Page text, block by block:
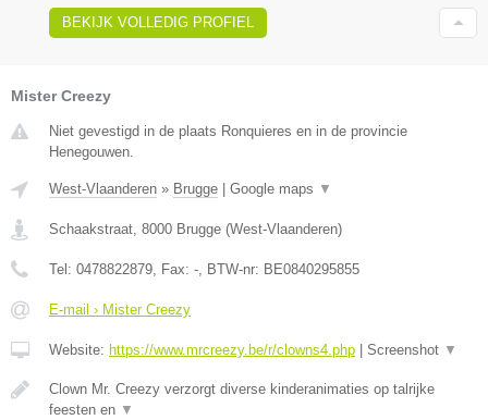
BEKIJK VOLLEDIG PROFIEL
Mister Creezy
Niet gevestigd in de plaats Ronquieres en in de provincie
Henegouwen.
West-Vlaanderen » Brugge Google maps ▼
Schaakstraat, 8000 Brugge (West-Vlaanderen)
Tel: 0478822879, Fax: -, BTW-nr: BE0840295855
E-mail › Mister Creezy
Website: https://www.mrcreezy.be/r/clowns4.php Screenshot ▼
Clown Mr. Creezy verzorgt diverse kinderanimaties op talrijke
feesten en ▼